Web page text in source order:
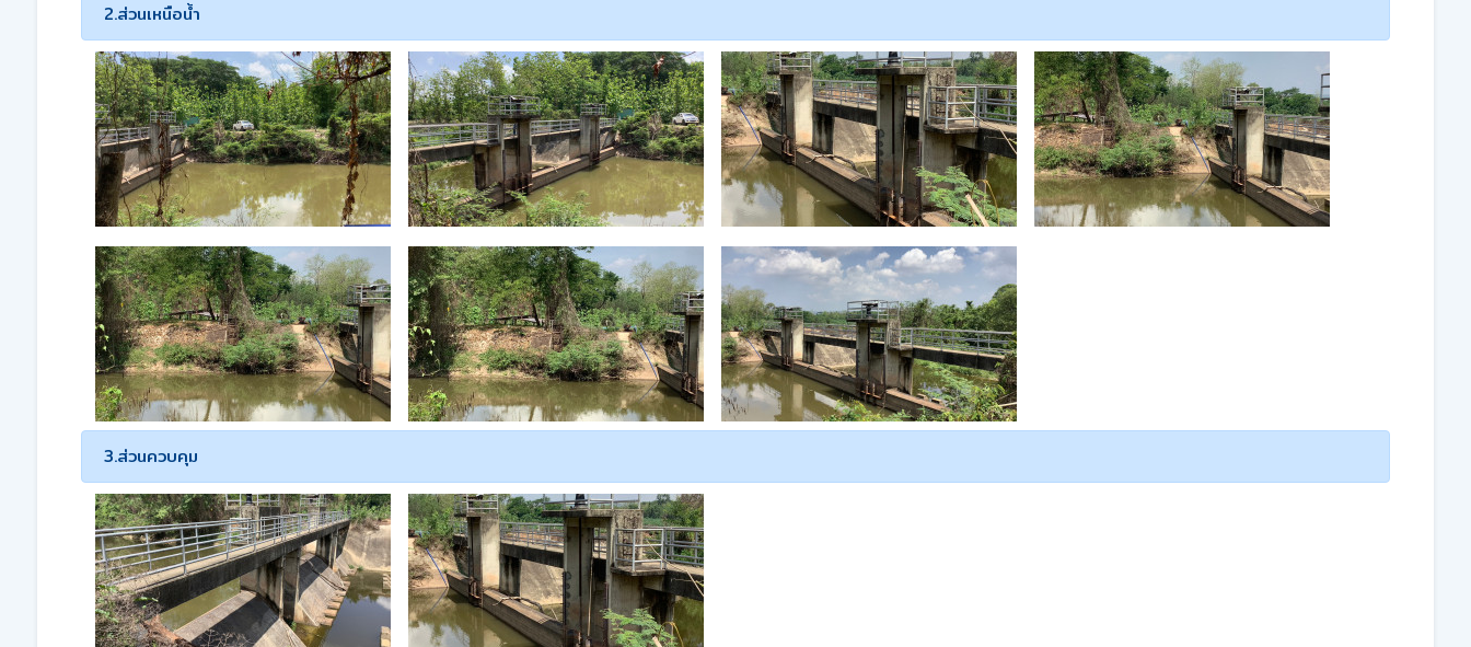
2.ส่วนเหนือน้ำ
3.ส่วนควบคุม